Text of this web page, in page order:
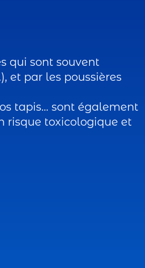
qui sont souvent
et par les poussières
tapis… sont également
risque toxicologique et